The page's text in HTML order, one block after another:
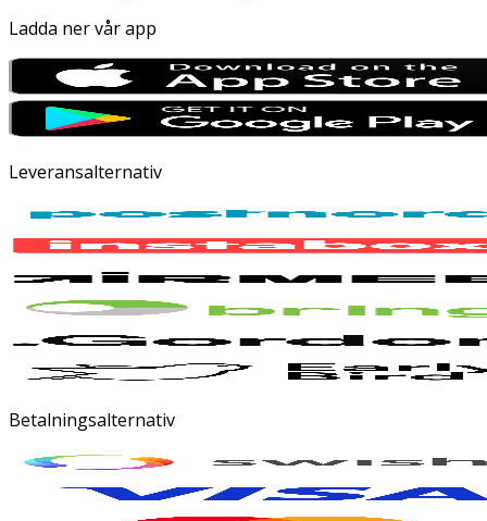
Ladda ner vår app
Leveransalternativ
Betalningsalternativ